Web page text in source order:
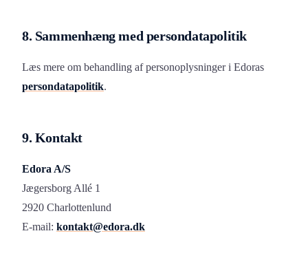
8. Sammenhæng med persondatapolitik
Læs mere om behandling af personoplysninger i Edoras
persondatapolitik.
9. Kontakt
Edora A/S
Jægersborg Allé 1
2920 Charlottenlund
E-mail: kontakt@edora.dk